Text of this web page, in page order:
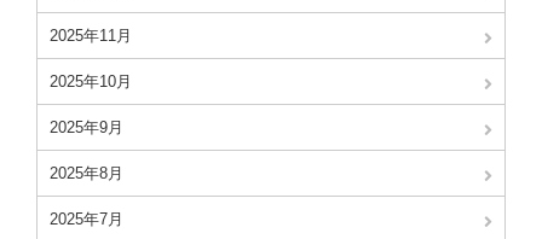
2025年11月
2025年10月
2025年9月
2025年8月
2025年7月